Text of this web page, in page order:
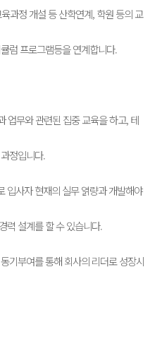
과정 개설 등 산학연계, 학원 등의 교
럼 프로그램등을 연계합니다.
업무와 관련된 집중 교육을 하고, 테
정입니다.
입사자 현재의 실무 엵량과 개발해야
력 설계를 할 수 있습니다.
기부여를 통해 회사의 리더로 성장시